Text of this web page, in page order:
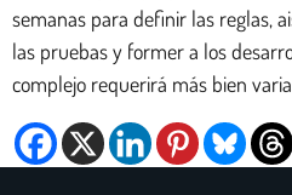
semanas para definir las reglas,
las pruebas y former a los
complejo requerirá más bien